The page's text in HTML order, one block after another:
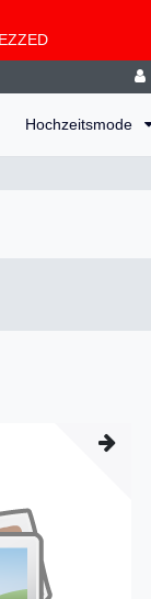
Hochzeitsmode